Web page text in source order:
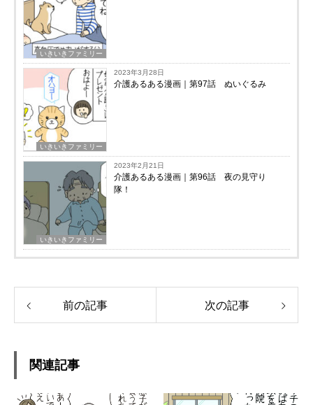
いきいきファミリー
いきいきファミリー
2023年3月28日
介護あるある漫画｜第97話 ぬいぐるみ
いきいきファミリー
2023年2月21日
介護あるある漫画｜第96話 夜の見守り
隊！
前の記事 次の記事
関連記事